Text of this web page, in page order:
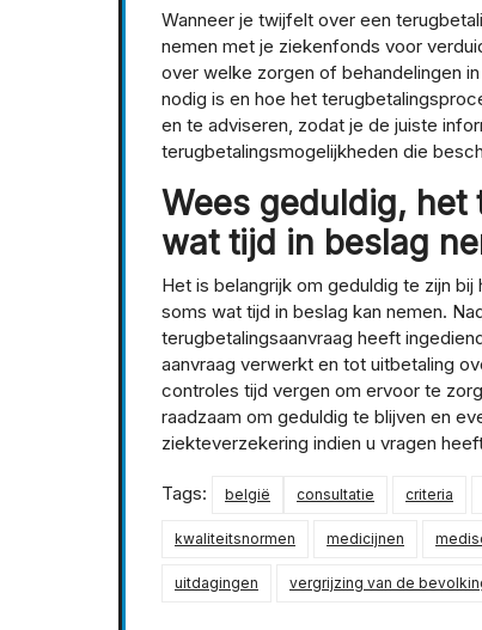
Wanneer je twijfelt over een
nemen met je ziekenfonds voor
over welke zorgen of behandelingen
nodig is en hoe het
en te adviseren, zodat je de juiste
terugbetalingsmogelijkheden die
Wees geduldig,
wat tijd in beslag
Het is belangrijk om geduldig te zijn
soms wat tijd in beslag kan nemen.
terugbetalingsaanvraag heeft
aanvraag verwerkt en tot uitbetaling
controles tijd vergen om ervoor te
raadzaam om geduldig te blijven en
ziekteverzekering indien u vragen
Tags: belgië consultatie criteria
kwaliteitsnormen medicijnen
uitdagingen vergrijzing van de